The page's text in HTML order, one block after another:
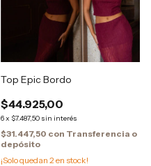
Top Epic Bordo
$44.925,00
6x $7.487,50 sin interés
$31.447,50 con Transferencia o
depósito
¡Solo quedan 2 en stock!